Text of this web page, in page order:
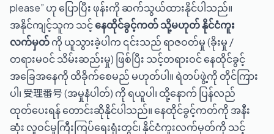
please” ဟု ပြောပြီး ဖုန်းကို ဆက်သွယ်ထားနိုင်ပါသည်။
အနိုင်ကျင့်သူက သင့်နေထိုင်ခွင့်ကတ် သို့မဟုတ် နိုင်ငံကူး
လက်မှတ်ကို ယူသွားခဲ့ပါက ၎င်းသည် ရာဇဝတ်မှု (ခိုးမှု /
တရားမဝင် သိမ်းဆည်းမှု) ဖြစ်ပြီး သင့်တရားဝင် နေထိုင်ခွင့်
အခြေအနေကို ထိခိုက်စေမည် မဟုတ်ပါ။ ရဲတပ်ဖွဲ့ကို တိုင်ကြား
ပါ၊ 受理番号 (အမှုနံပါတ်) ကို ရယူပါ၊ ထို့နောက် ပြန်လည်
ထုတ်ပေးရန် တောင်းဆိုနိုင်ပါသည်။ နေထိုင်ခွင့်ကတ်ကို အနီး
ဆုံး လူဝင်မှုကြီးကြပ်ရေးရုံးတွင်၊ နိုင်ငံကူးလက်မှတ်ကို သင့်